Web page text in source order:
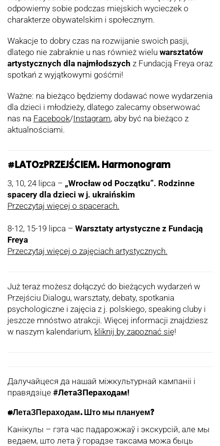
odpowiemy sobie podczas miejskich wycieczek o
charakterze obywatelskim i społecznym.
Wakacje to dobry czas na rozwijanie swoich pasji,
dlatego nie zabraknie u nas również wielu warsztatów
artystycznych dla najmłodszych z Fundacją Freya oraz
spotkań z wyjątkowymi gośćmi!
Ważne: na bieżąco będziemy dodawać nowe wydarzenia
dla dzieci i młodzieży, dlatego zalecamy obserwować
nas na Facebook/Instagram, aby być na bieżąco z
aktualnościami.
#LATOzPRZEJŚCIEM.Harmonogram
3, 10, 24 lipca – „Wrocław od Początku”. Rodzinne
spacery dla dzieci w j. ukraińskim
Przeczytaj więcej o spacerach.
8-12, 15-19 lipca – Warsztaty artystyczne z Fundacją
Freya
Przeczytaj więcej o zajęciach artystycznych.
Już teraz możesz dołączyć do bieżących wydarzeń w
Przejściu Dialogu, warsztaty, debaty, spotkania
psychologiczne i zajęcia z j. polskiego, speaking cluby i
jeszcze mnóstwo atrakcji. Więcej informacji znajdziesz
w naszym kalendarium, kliknij by zapoznać się!
Далучайцеся да нашай міжкультурнай кампаніі і
правядзіце #ЛетаЗПераходам!
#ЛетаЗПераходам. Што мы плануем?
Канікулы – гэта час падарожжаў і экскурсій, але мы
ведаем, што лета ў горадзе таксама можа быць